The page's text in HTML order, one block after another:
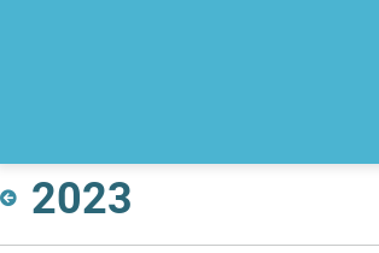
2023